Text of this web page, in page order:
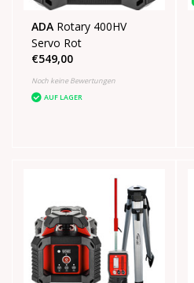
ADA Rotary 400HV
Servo Rot
€549,00
Noch keine Bewertungen
AUF LAGER